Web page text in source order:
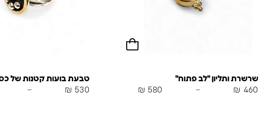
שרשרת ותליון "לב פתוח"
₪ 460
–
₪ 580
טבעת בועות קטנות של
₪ 530
–